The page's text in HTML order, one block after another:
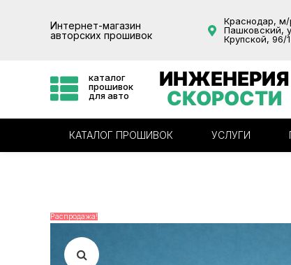
Интернет-магазин
авторских прошивок
Краснодар, м/
Пашковский,
Крупской, 96/1
каталог
прошивок
для авто
ИНЖЕНЕРИЯ
СКОРОСТИ
КАТАЛОГ ПРОШИВОК УСЛУГИ
Распродажа!